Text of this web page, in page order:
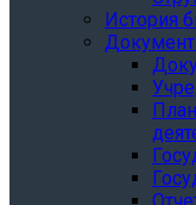
История